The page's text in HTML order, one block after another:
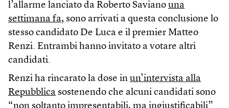
l’allarme lanciato da Roberto Saviano una
settimana fa, sono arrivati a questa conclusione lo
stesso candidato De Luca e il premier Matteo
Renzi. Entrambi hanno invitato a votare altri
candidati.
Renzi ha rincarato la dose in un’intervista alla
Repubblica sostenendo che alcuni candidati sono